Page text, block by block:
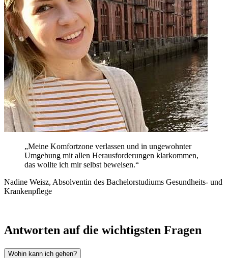
„Meine Komfortzone verlassen und in ungewohnter
Umgebung mit allen Herausforderungen klarkommen,
das wollte ich mir selbst beweisen.“
Nadine Weisz, Absolventin des Bachelorstudiums Gesundheits- und
Krankenpflege
Antworten auf die wichtigsten Fragen
Wohin kann ich gehen?